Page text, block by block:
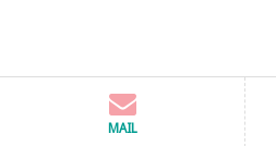
MAIL